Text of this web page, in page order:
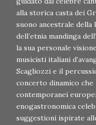
alla storica casta dei
suono ancestrale
dell’etnia mandinga
la sua personale
musicisti italiani
Scagliozzi e il
concerto dinamico
contemporanei
enogastronomica
suggestioni ispirate